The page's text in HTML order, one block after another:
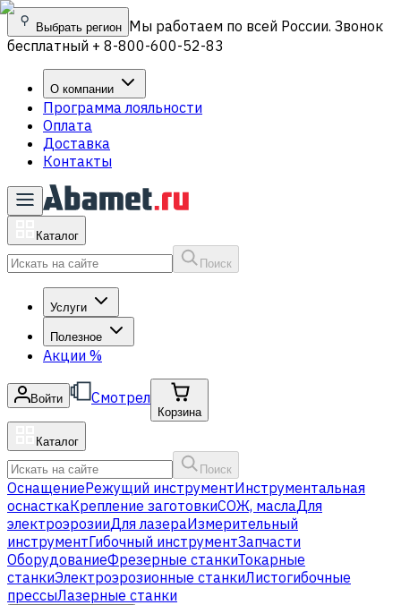
Выбрать регион Мы работаем по всей России. Звонок
бесплатный + 8-800-600-52-83
О компании
Программа лояльности
Оплата
Доставка
Контакты
Каталог
Поиск
Услуги
Полезное
Акции %
Войти Смотрел
Корзина
Каталог
Поиск
ОснащениеРежущий инструментИнструментальная
оснасткаКрепление заготовкиСОЖ, маслаДля
электроэрозииДля лазераИзмерительный
инструментГибочный инструментЗапчасти
ОборудованиеФрезерные станкиТокарные
станкиЭлектроэрозионные станкиЛистогибочные
прессыЛазерные станки